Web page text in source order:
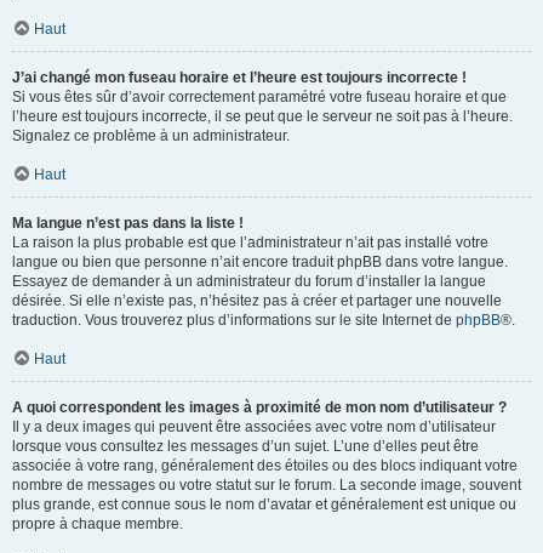
Haut
J’ai changé mon fuseau horaire et l’heure est toujours incorrecte !
Si vous êtes sûr d’avoir correctement paramétré votre fuseau horaire et que
l’heure est toujours incorrecte, il se peut que le serveur ne soit pas à l’heure.
Signalez ce problème à un administrateur.
Haut
Ma langue n’est pas dans la liste !
La raison la plus probable est que l’administrateur n’ait pas installé votre
langue ou bien que personne n’ait encore traduit phpBB dans votre langue.
Essayez de demander à un administrateur du forum d’installer la langue
désirée. Si elle n’existe pas, n’hésitez pas à créer et partager une nouvelle
traduction. Vous trouverez plus d’informations sur le site Internet de phpBB®.
Haut
A quoi correspondent les images à proximité de mon nom d’utilisateur ?
Il y a deux images qui peuvent être associées avec votre nom d’utilisateur
lorsque vous consultez les messages d’un sujet. L’une d’elles peut être
associée à votre rang, généralement des étoiles ou des blocs indiquant votre
nombre de messages ou votre statut sur le forum. La seconde image, souvent
plus grande, est connue sous le nom d’avatar et généralement est unique ou
propre à chaque membre.